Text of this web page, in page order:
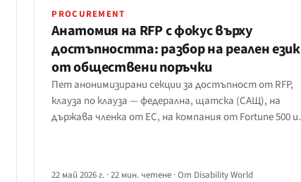
PROCUREMENT
Анатомия на RFP с фокус върху
достъпността: разбор на реален език
от обществени поръчки
Пет анонимизирани секции за достъпност от RFP,
клауза по клауза — федерална, щатска (САЩ), на
държава членка от ЕС, на компания от Fortune 500 и
22 май 2026 г. ·22 мин. четене ·От Disability World